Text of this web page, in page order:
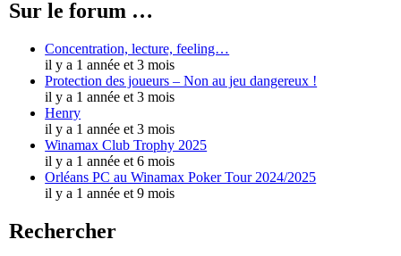
Sur le forum …
Concentration, lecture, feeling…
il y a 1 année et 3 mois
Protection des joueurs – Non au jeu dangereux !
il y a 1 année et 3 mois
Henry
il y a 1 année et 3 mois
Winamax Club Trophy 2025
il y a 1 année et 6 mois
Orléans PC au Winamax Poker Tour 2024/2025
il y a 1 année et 9 mois
Rechercher